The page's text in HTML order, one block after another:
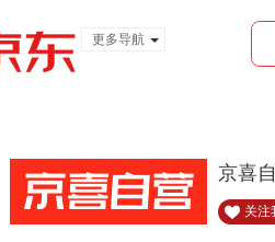
更多导航
京喜
关注